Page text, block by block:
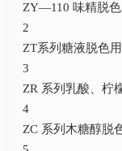
ZY—110 味精脱
2
ZT系列糖液脱色
3
ZR 系列乳酸、柠
4
ZC 系列木糖醇脱